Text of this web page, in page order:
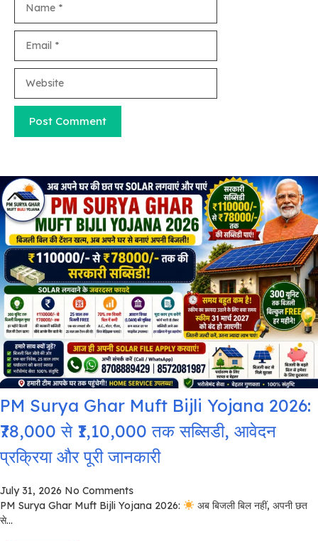
PM Surya Ghar Muft Bijli Yojana 2026:
₹78,000 से ₹1,10,000 तक सब्सिडी, आवेदन
प्रक्रिया और पूरी जानकारी
July 31, 2026 No Comments
PM Surya Ghar Muft Bijli Yojana 2026:
अब बिजली बिल नहीं, अपनी छत
से...